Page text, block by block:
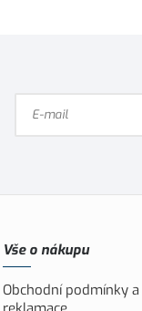
Vše o nákupu
Obchodní podmínky a